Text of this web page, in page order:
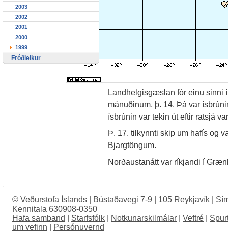
Landhelgisgæslan fór einu sinni
mánuðinum, þ. 14. Þá var
ísbrúnin var tekin út eftir ratsjá
Þ. 17. tilkynnti skip um hafís og
Bjargtöngum.
Norðaustanátt var ríkjandi í
2003
2002
2001
2000
1999
Fróðleikur
© Veðurstofa Íslands | Bústaðavegi 7-9 | 105 Reykjavík |
Kennitala 630908-0350
Hafa samband
Starfsfólk Notkunarskilmálar Veftré
um vefinn
Persónuvernd